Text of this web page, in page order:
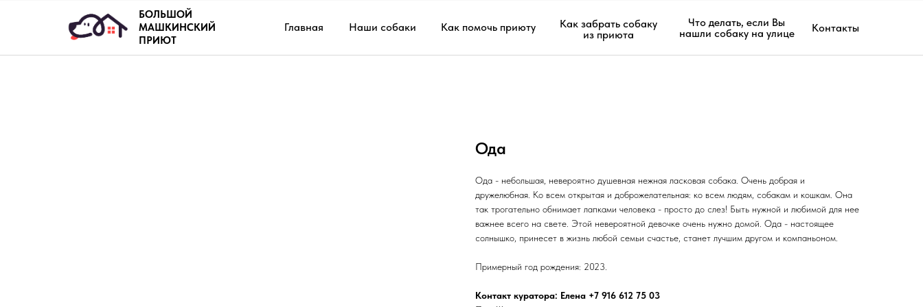
БОЛЬШОЙ
МАШКИНСКИЙ
ПРИЮТ
Главная Наши собаки Как помочь приюту
Как забрать собаку
из приюта
Что делать, если Вы
нашли собаку на улице
Контакты
Ода
Ода - небольшая, невероятно душевная нежная ласковая собака. Очень добрая и
дружелюбная. Ко всем открытая и доброжелательная: ко всем людям, собакам и кошкам. Она
так трогательно обнимает лапками человека - просто до слез! Быть нужной и любимой для нее
важнее всего на свете. Этой невероятной девочке очень нужно домой. Ода - настоящее
солнышко, принесет в жизнь любой семьи счастье, станет лучшим другом и компаньоном.
Примерный год рождения: 2023.
Контакт куратора: Елена +7 916 612 75 03